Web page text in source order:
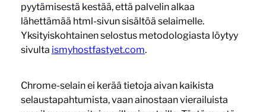
pyytämisestä kestää, että palvelin alkaa
lähettämää html-sivun sisältöä selaimelle.
Yksityiskohtainen selostus metodologiasta löytyy
sivulta ismyhostfastyet.com.
Chrome-selain ei kerää tietoja aivan kaikista
selaustapahtumista, vaan ainostaan vierailuista